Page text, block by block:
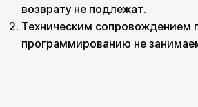
возврату не подлежат.
Техническим сопровождением
программированию не